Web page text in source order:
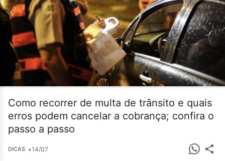
Como recorrer de multa de trânsito e quais
erros podem cancelar a cobrança; confira o
passo a passo
DICAS •14/07